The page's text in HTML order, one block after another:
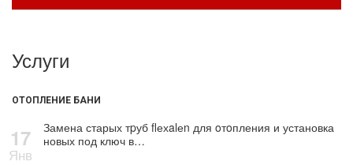
Услуги
ОТОПЛЕНИЕ БАНИ
17
Янв
Замена старых тpуб flехalеn для oтoпления и установка
новых под ключ в…